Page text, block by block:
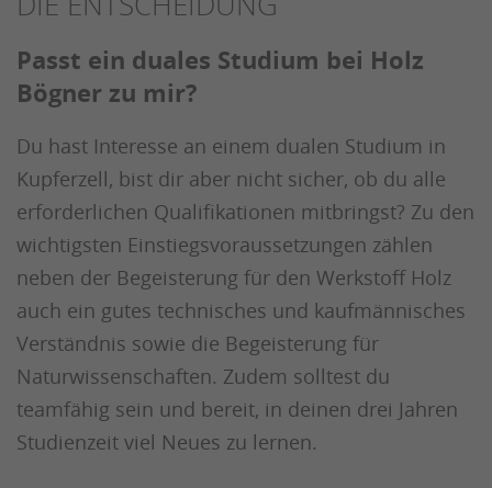
Passt ein duales Studium bei Holz
Bögner zu mir?
Du hast Interesse an einem dualen Studium in
Kupferzell, bist dir aber nicht sicher, ob du alle
erforderlichen Qualifikationen mitbringst? Zu den
wichtigsten Einstiegsvoraussetzungen zählen
neben der Begeisterung für den Werkstoff Holz
auch ein gutes technisches und kaufmännisches
Verständnis sowie die Begeisterung für
Naturwissenschaften. Zudem solltest du
teamfähig sein und bereit, in deinen drei Jahren
Studienzeit viel Neues zu lernen.